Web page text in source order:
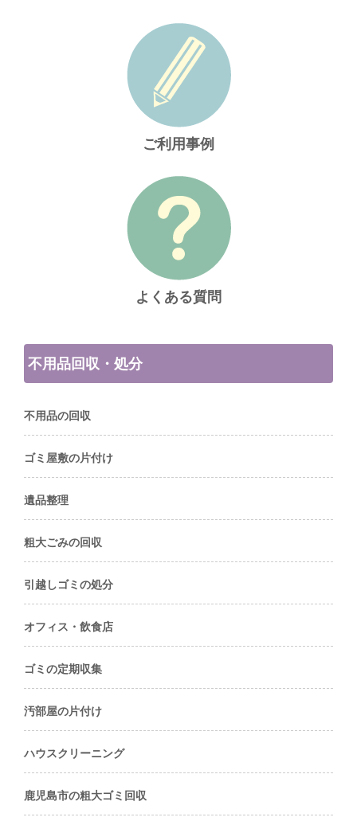
ご利用事例
よくある質問
不用品回収・処分
不用品の回収
ゴミ屋敷の片付け
遺品整理
粗大ごみの回収
引越しゴミの処分
オフィス・飲食店
ゴミの定期収集
汚部屋の片付け
ハウスクリーニング
鹿児島市の粗大ゴミ回収